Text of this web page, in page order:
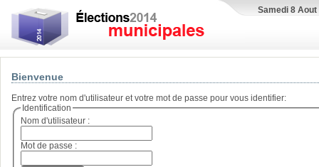
Samedi 8 Aout
Bienvenue
Entrez votre nom d'utilisateur et votre mot de passe pour vous identifier:
Identification
Nom d'utilisateur :
Mot de passe :